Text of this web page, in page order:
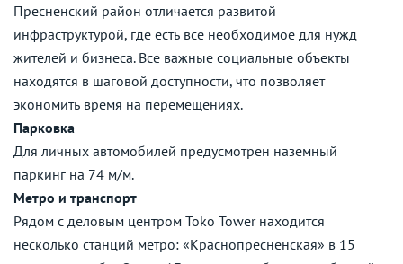
Пресненский район отличается развитой
инфраструктурой, где есть все необходимое для нужд
жителей и бизнеса. Все важные социальные объекты
находятся в шаговой доступности, что позволяет
экономить время на перемещениях.
Парковка
Для личных автомобилей предусмотрен наземный
паркинг на 74 м/м.
Метро и транспорт
Рядом с деловым центром Toko Tower находится
несколько станций метро: «Краснопресненская» в 15